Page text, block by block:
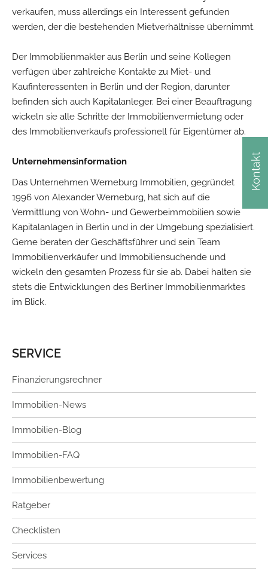
Kontakt
verkaufen, muss allerdings ein Interessent gefunden
werden, der die bestehenden Mietverhältnisse übernimmt.
Der Immobilienmakler aus Berlin und seine Kollegen
verfügen über zahlreiche Kontakte zu Miet- und
Kaufinteressenten in Berlin und der Region, darunter
befinden sich auch Kapitalanleger. Bei einer Beauftragung
wickeln sie alle Schritte der Immobilienvermietung oder
des Immobilienverkaufs professionell für Eigentümer ab.
Unternehmensinformation
Das Unternehmen Werneburg Immobilien, gegründet
1996 von Alexander Werneburg, hat sich auf die
Vermittlung von Wohn- und Gewerbeimmobilien sowie
Kapitalanlagen in Berlin und in der Umgebung spezialisiert.
Gerne beraten der Geschäftsführer und sein Team
Immobilienverkäufer und Immobiliensuchende und
wickeln den gesamten Prozess für sie ab. Dabei halten sie
stets die Entwicklungen des Berliner Immobilienmarktes
im Blick.
SERVICE
Finanzierungsrechner
Immobilien-News
Immobilien-Blog
Immobilien-FAQ
Immobilienbewertung
Ratgeber
Checklisten
Services